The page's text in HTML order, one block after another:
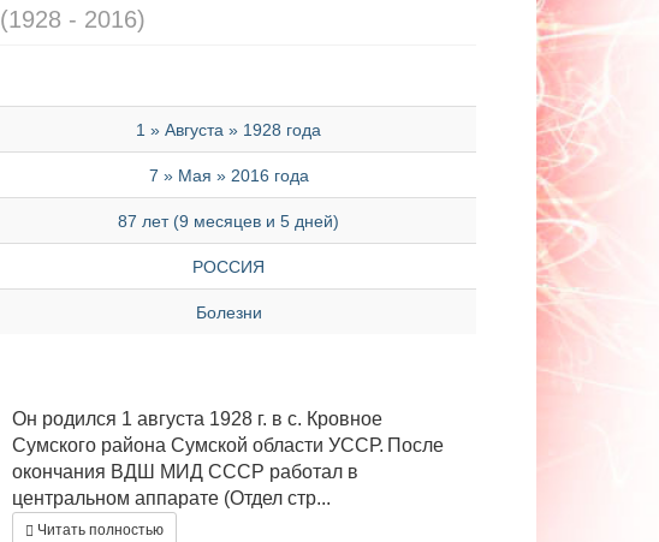
(1928 - 2016)
1 » Августа » 1928 года
7 » Мая » 2016 года
87 лет (9 месяцев и 5 дней)
РОССИЯ
Болезни
Он родился 1 августа 1928 г. в с. Кровное
Сумского района Сумской области УССР. После
окончания ВДШ МИД СССР работал в
центральном аппарате (Отдел стр...
Читать полностью